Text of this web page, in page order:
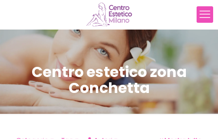
Centro estetico zona
Conchetta